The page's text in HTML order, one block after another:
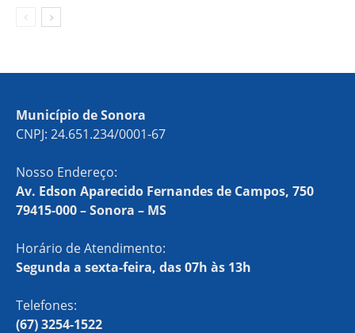
Município de Sonora
CNPJ: 24.651.234/0001-67
Nosso Endereço:
Av. Edson Aparecido Fernandes de Campos, 750
79415-000 – Sonora – MS
Horário de Atendimento:
Segunda a sexta-feira, das 07h às 13h
Telefones:
(67) 3254-1522